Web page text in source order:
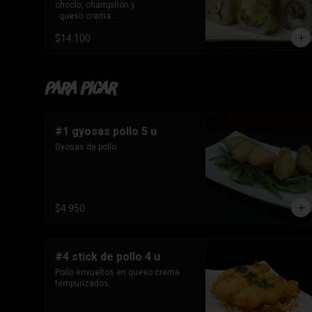
de kanikama, queso
   crema y cebollín.
choclo, champiñón y
  queso crema.
champiñón , queso
$14.100
Para Picar
#1 gyosas pollo 5 u
Gyosas de pollo.
$4.950
#4 stick de pollo 4 u
Pollo envueltos en queso crema
tempurizados.